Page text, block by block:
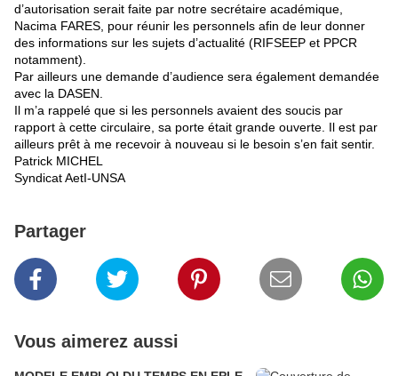
d’autorisation serait faite par notre secrétaire académique,
Nacima FARES, pour réunir les personnels afin de leur donner
des informations sur les sujets d’actualité (RIFSEEP et PPCR
notamment).
Par ailleurs une demande d’audience sera également demandée
avec la DASEN.
Il m’a rappelé que si les personnels avaient des soucis par
rapport à cette circulaire, sa porte était grande ouverte. Il est par
ailleurs prêt à me recevoir à nouveau si le besoin s’en fait sentir.
Patrick MICHEL
Syndicat AetI-UNSA
Partager
Vous aimerez aussi